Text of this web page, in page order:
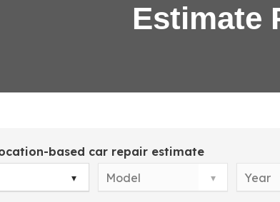
Estimate
based car repair estimate